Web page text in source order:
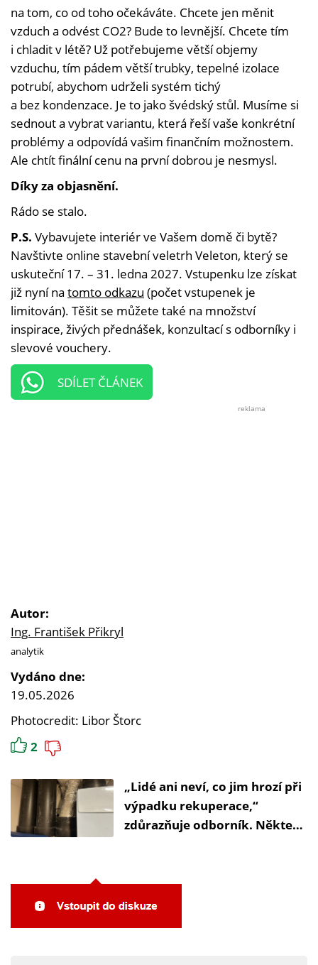
na tom, co od toho očekáváte. Chcete jen měnit
vzduch a odvést CO2? Bude to levnější. Chcete tím
i chladit v létě? Už potřebujeme větší objemy
vzduchu, tím pádem větší trubky, tepelné izolace
potrubí, abychom udrželi systém tichý
a bez kondenzace. Je to jako švédský stůl. Musíme si
sednout a vybrat variantu, která řeší vaše konkrétní
problémy a odpovídá vašim finančním možnostem.
Ale chtít finální cenu na první dobrou je nesmysl.
Díky za objasnění.
Rádo se stalo.
P.S. Vybavujete interiér ve Vašem domě či bytě?
Navštivte online stavební veletrh Veleton, který se
uskuteční 17. – 31. ledna 2027. Vstupenku lze získat
již nyní na tomto odkazu (počet vstupenek je
limitován). Těšit se můžete také na množství
inspirace, živých přednášek, konzultací s odborníky i
slevové vouchery.
SDÍLET ČLÁNEK
reklama
Autor:
Ing. František Přikryl
analytik
Vydáno dne:
19.05.2026
Photocredit: Libor Štorc
2
„Lidé ani neví, co jim hrozí při
výpadku rekuperace,“
zdůrazňuje odborník. Některé